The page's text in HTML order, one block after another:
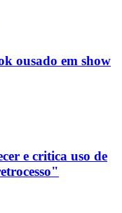
ousado em show
e critica uso de